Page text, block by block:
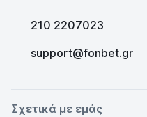
210 2207023
support@fonbet.gr
Σχετικά με εμάς